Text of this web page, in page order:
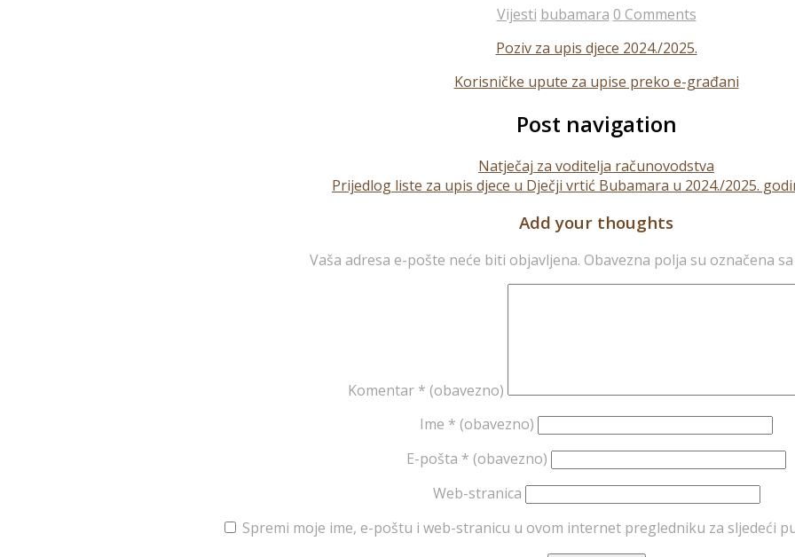
Vijesti bubamara 0 Comments
Poziv za upis djece 2024./2025.
Korisničke upute za upise preko e-građani
Post navigation
Natječaj za voditelja računovodstva
Prijedlog liste za upis djece u Dječji vrtić Bubamara u 2024./2025.
Add your thoughts
Vaša adresa e-pošte neće biti objavljena. Obavezna polja su označena sa
Komentar * (obavezno)
Ime * (obavezno)
E-pošta * (obavezno)
Web-stranica
Spremi moje ime, e-poštu i web-stranicu u ovom internet pregledniku za sljedeći